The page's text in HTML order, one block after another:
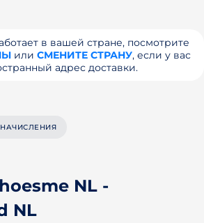
в вашей стране, посмотрите
или СМЕНИТЕ СТРАНУ, если у вас
адрес доставки.
NL -
NL